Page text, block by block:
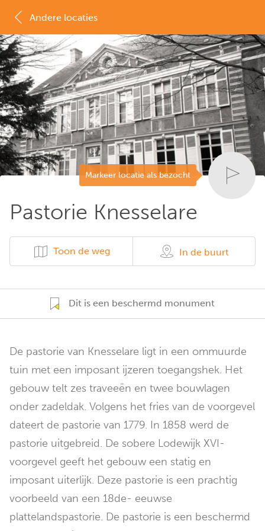
Markeer locatie als bezocht
Pastorie Knesselare
Toon de weg In de buurt
Dit is een beschermd monument
De pastorie van Knesselare ligt in een ommuurde
tuin met een imposant ijzeren toegangshek. Het
gebouw telt zes traveeën en twee bouwlagen
onder zadeldak. Volgens het fries van de voorgevel
dateert de pastorie van 1779. In 1858 werd de
pastorie uitgebreid. De sobere Lodewijk XVI-
voorgevel geeft het gebouw een statig en
imposant uiterlijk. Deze pastorie is een prachtig
voorbeeld van een 18de- eeuwse
plattelandspastorie. De pastorie is een beschermd
Andere locaties
MAP LIJST